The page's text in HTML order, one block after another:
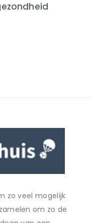
zo veel mogelijk
om zo de